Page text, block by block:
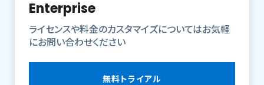
Enterprise
ライセンスや料金のカスタマイズについてはお気軽
にお問い合わせください
無料トライアル